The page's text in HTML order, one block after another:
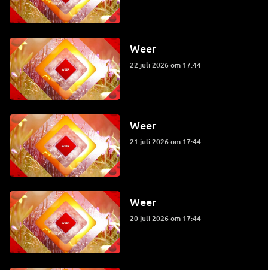
Weer
22 juli 2026 om 17:44
Weer
21 juli 2026 om 17:44
Weer
20 juli 2026 om 17:44